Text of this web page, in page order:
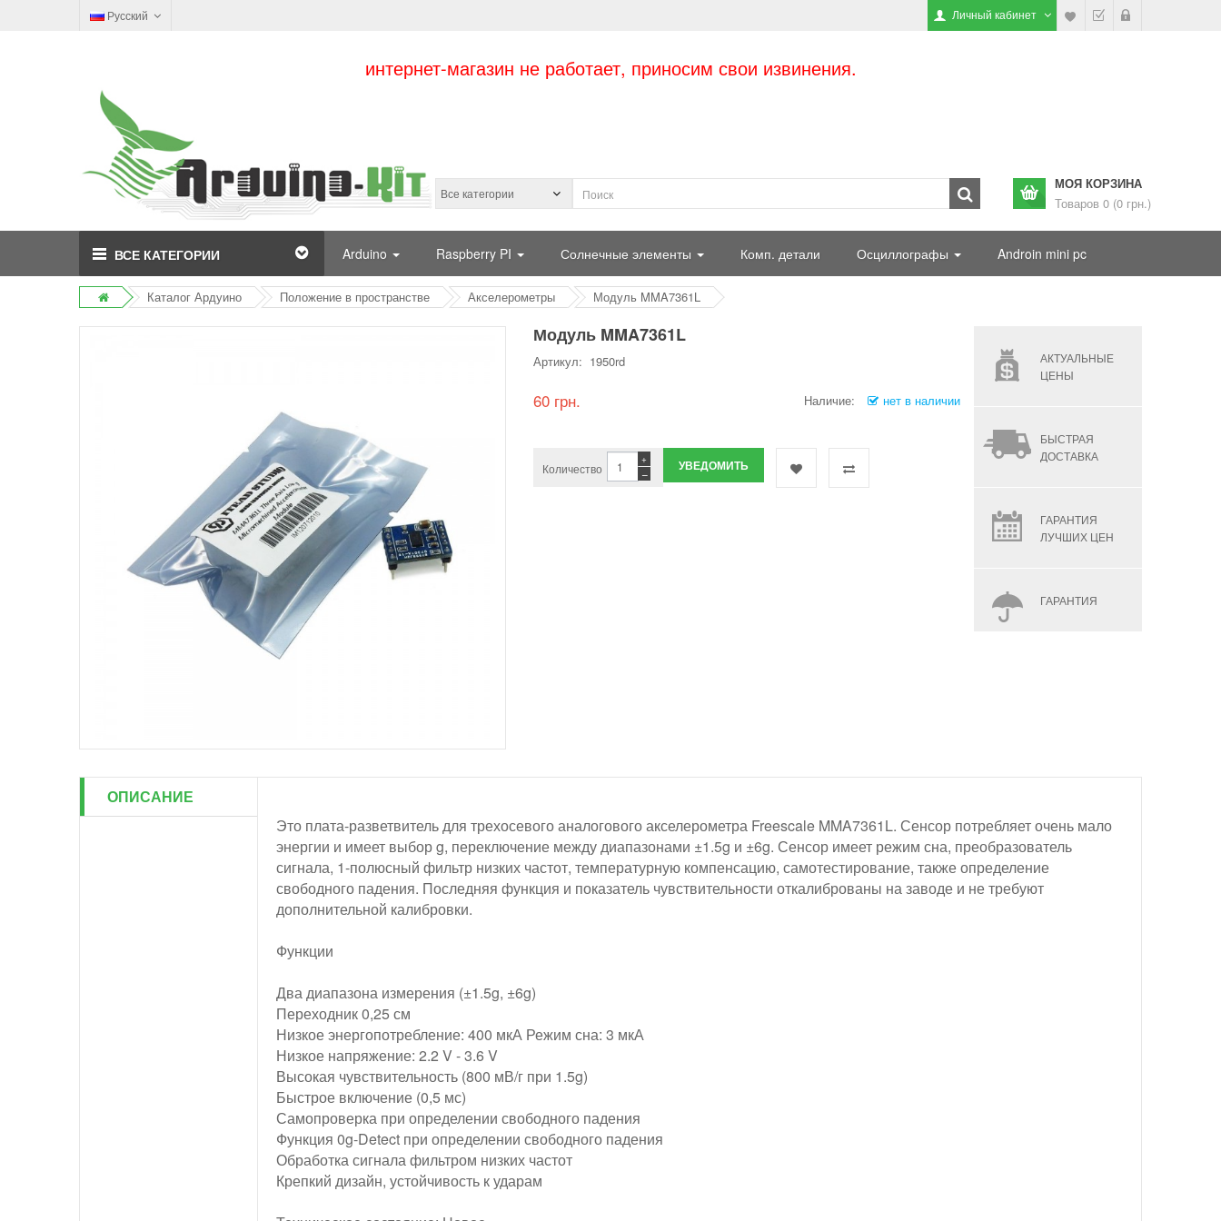
Русский Личный кабинет
интернет-магазин не работает, приносим свои извинения.
МОЯ КОРЗИНА
Товаров 0 (0 грн.)
ВСЕ КАТЕГОРИИ Arduino Raspberry PI Солнечные элементы Комп. детали Осциллографы Androin mini pc
Каталог Ардуино Положение в пространстве Акселерометры Модуль MMA7361L
Модуль MMA7361L
Артикул: 1950rd
60 грн. Наличие: нет в наличии
Количество −
+ УВЕДОМИТЬ
АКТУАЛЬНЫЕ
ЦЕНЫ
БЫСТРАЯ
ДОСТАВКА
ГАРАНТИЯ
ЛУЧШИХ ЦЕН
ГАРАНТИЯ
ОПИСАНИЕ
Это плата-разветвитель для трехосевого аналогового акселерометра Freescale MMA7361L. Сенсор потребляет очень мало
энергии и имеет выбор g, переключение между диапазонами ±1.5g и ±6g. Сенсор имеет режим сна, преобразователь
сигнала, 1-полюсный фильтр низких частот, температурную компенсацию, самотестирование, также определение
свободного падения. Последняя функция и показатель чувствительности откалиброваны на заводе и не требуют
дополнительной калибровки.
Функции
Два диапазона измерения (±1.5g, ±6g)
Переходник 0,25 см
Низкое энергопотребление: 400 мкА Режим сна: 3 мкА
Низкое напряжение: 2.2 V - 3.6 V
Высокая чувствительность (800 мВ/г при 1.5g)
Быстрое включение (0,5 мс)
Самопроверка при определении свободного падения
Функция 0g-Detect при определении свободного падения
Обработка сигнала фильтром низких частот
Крепкий дизайн, устойчивость к ударам